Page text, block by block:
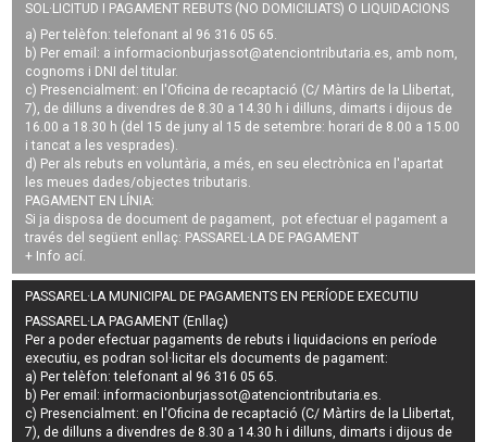
SOL·LICITUD I PAGAMENT REBUTS (NO DOMICILIATS) O LIQUIDACIONS
a) Per telèfon: telefonant al 96 316 05 65.
b) Per email: a informacionburjassot@atenciontributaria.es, amb nom,
cognoms i DNI del titular.
c) Presencialment: en l'Oficina de recaptació (C/ Màrtirs de la Llibertat,
7), de dilluns a divendres de 8.30 a 14.30 h i dilluns, dimarts i dijous de
16.00 a 18.30 h (del 15 de juny al 15 de setembre: horari de 8.00 a 15.00
i tancat a les vesprades).
d) Per als rebuts en voluntària, a més, en seu electrònica en l'apartat
les meues dades/objectes tributaris.
PAGAMENT EN LÍNIA:
Si ja disposa de document de pagament, pot efectuar el pagament a
través del següent enllaç: PASSAREL·LA DE PAGAMENT
+ Info ací.
PASSAREL·LA MUNICIPAL DE PAGAMENTS EN PERÍODE EXECUTIU
PASSAREL·LA PAGAMENT (Enllaç)
Per a poder efectuar pagaments derebuts i liquidacions en període
executiu, es podran sol·licitar els documents de pagament:
a) Per telèfon: telefonant al 96 316 05 65.
b) Per email:informacionburjassot@atenciontributaria.es.
c) Presencialment: en l'Oficina de recaptació (C/ Màrtirs de la Llibertat,
7), de dilluns a divendres de 8.30 a 14.30 h i dilluns, dimarts i dijous de